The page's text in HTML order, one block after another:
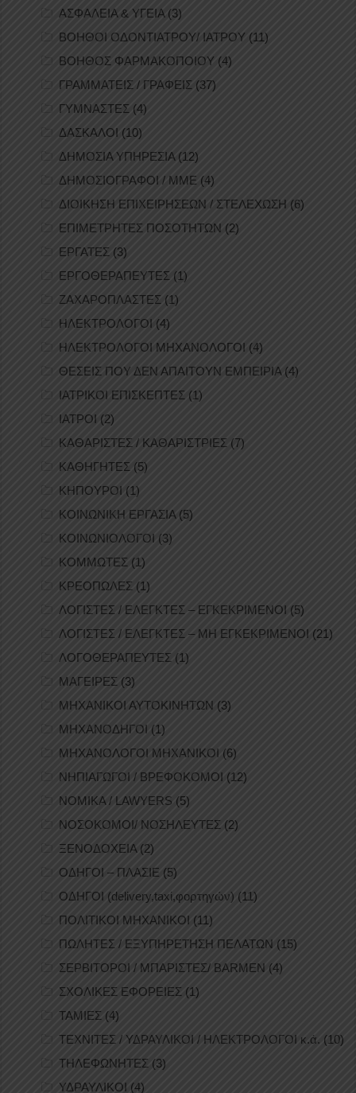
ΑΣΦΑΛΕΙΑ & ΥΓΕΙΑ(3)
ΒΟΗΘΟΙ ΟΔΟΝΤΙΑΤΡΟΥ/ ΙΑΤΡΟΥ (11)
ΒΟΗΘΟΣ ΦΑΡΜΑΚΟΠΟΙΟΥ (4)
ΓΡΑΜΜΑΤΕΙΣ / ΓΡΑΦΕΙΣ (37)
ΓΥΜΝΑΣΤΕΣ (4)
ΔΑΣΚΑΛΟΙ (10)
ΔΗΜΟΣΙΑ ΥΠΗΡΕΣΙΑ(12)
ΔΗΜΟΣΙΟΓΡΑΦΟΙ / ΜΜΕ (4)
ΔΙΟΙΚΗΣΗ ΕΠΙΧΕΙΡΗΣΕΩΝ / ΣΤΕΛΕΧΩΣΗ (6)
ΕΠΙΜΕΤΡΗΤΕΣ ΠΟΣΟΤΗΤΩΝ (2)
ΕΡΓΑΤΕΣ (3)
ΕΡΓΟΘΕΡΑΠΕΥΤΕΣ (1)
ΖΑΧΑΡΟΠΛΑΣΤΕΣ (1)
ΗΛΕΚΤΡΟΛΟΓΟΙ (4)
ΗΛΕΚΤΡΟΛΟΓΟΙ ΜΗΧΑΝΟΛΟΓΟΙ (4)
ΘΕΣΕΙΣ ΠΟΥ ΔΕΝ ΑΠΑΙΤΟΥΝ ΕΜΠΕΙΡΙΑ (4)
ΙΑΤΡΙΚΟΙ ΕΠΙΣΚΕΠΤΕΣ (1)
ΙΑΤΡΟΙ (2)
ΚΑΘΑΡΙΣΤΕΣ / ΚΑΘΑΡΙΣΤΡΙΕΣ (7)
ΚΑΘΗΓΗΤΕΣ (5)
ΚΗΠΟΥΡΟΙ (1)
ΚΟΙΝΩΝΙΚΗ ΕΡΓΑΣΙΑ(5)
ΚΟΙΝΩΝΙΟΛΟΓΟΙ (3)
ΚΟΜΜΩΤΕΣ (1)
ΚΡΕΟΠΩΛΕΣ (1)
ΛΟΓΙΣΤΕΣ / ΕΛΕΓΚΤΕΣ – ΕΓΚΕΚΡΙΜΕΝΟΙ (5)
ΛΟΓΙΣΤΕΣ / ΕΛΕΓΚΤΕΣ – ΜΗ ΕΓΚΕΚΡΙΜΕΝΟΙ (21)
ΛΟΓΟΘΕΡΑΠΕΥΤΕΣ (1)
ΜΑΓΕΙΡΕΣ (3)
ΜΗΧΑΝΙΚΟΙ ΑΥΤΟΚΙΝΗΤΩΝ (3)
ΜΗΧΑΝΟΔΗΓΟΙ (1)
ΜΗΧΑΝΟΛΟΓΟΙ ΜΗΧΑΝΙΚΟΙ (6)
ΝΗΠΙΑΓΩΓΟΙ / ΒΡΕΦΟΚΟΜΟΙ (12)
ΝΟΜΙΚΑ / LAWYERS (5)
ΝΟΣΟΚΟΜΟΙ/ ΝΟΣΗΛΕΥΤΕΣ (2)
ΞΕΝΟΔΟΧΕΙΑ(2)
ΟΔΗΓΟΙ – ΠΛΑΣΙΕ (5)
ΟΔΗΓΟΙ (delivery,taxi,φορτηγών) (11)
ΠΟΛΙΤΙΚΟΙ ΜΗΧΑΝΙΚΟΙ (11)
ΠΩΛΗΤΕΣ / ΕΞΥΠΗΡΕΤΗΣΗ ΠΕΛΑΤΩΝ (15)
ΣΕΡΒΙΤΟΡΟΙ / ΜΠΑΡΙΣΤΕΣ/ BARMEN (4)
ΣΧΟΛΙΚΕΣ ΕΦΟΡΕΙΕΣ (1)
ΤΑΜΙΕΣ (4)
ΤΕΧΝΙΤΕΣ / ΥΔΡΑΥΛΙΚΟΙ / ΗΛΕΚΤΡΟΛΟΓΟΙ κ.ά. (10)
ΤΗΛΕΦΩΝΗΤΕΣ (3)
ΥΔΡΑΥΛΙΚΟΙ (4)